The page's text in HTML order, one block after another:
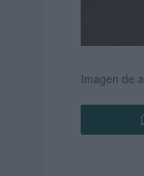
Imagen de